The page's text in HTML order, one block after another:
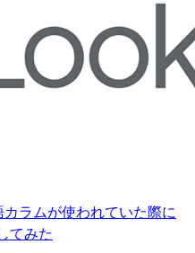
ラムが使われていた際に
てみた